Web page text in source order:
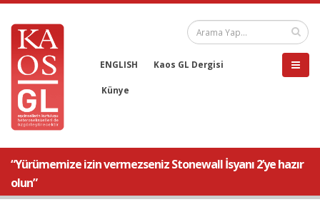
ENGLISH Kaos GL Dergisi
Künye
“Yürümemize izin vermezseniz Stonewall İsyanı 2’ye hazır
olun”